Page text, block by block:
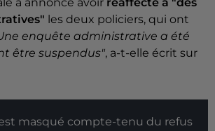
a annoncé avoir réaffecté à "des
les deux policiers, qui ont
enquête administrative a été
être suspendus", a-t-elle écrit sur
masqué compte-tenu du refus